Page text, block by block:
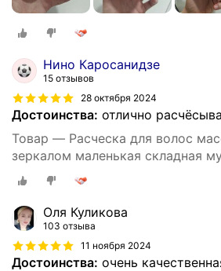
Нино Каросанидзе
15 отзывов
28 октября 2024
Достоинства: отлично
Товар — Расческа для волос
зеркалом маленькая складная
расческа
Оля Куликова
103 отзыва
11 ноября 2024
Достоинства: очень